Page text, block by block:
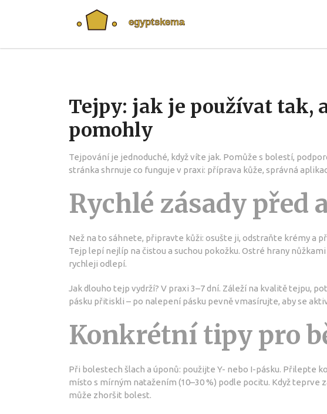
Tejpy: jak je používat tak,
pomohly
Tejpování je jednoduché, když víte jak. Pomůže s bolestí,
stránka shrnuje co funguje v praxi: příprava kůže, správná
Rychlé zásady před
Než na to sáhnete, připravte kůži: osušte ji, odstraňte krémy a
Tejp lepí nejlíp na čistou a suchou pokožku. Ostré hrany
rychleji odlepí.
Jak dlouho tejp vydrží? V praxi 3–7 dní. Záleží na kvalitě tejpu,
pásku přitiskli – po nalepení pásku pevně vmasírujte, aby se
Konkrétní tipy pro
Při bolestech šlach a úponů: použijte Y- nebo I-pásku. Přilepte
místo s mírným natažením (10–30 %) podle pocitu. Když
může zhoršit bolest.